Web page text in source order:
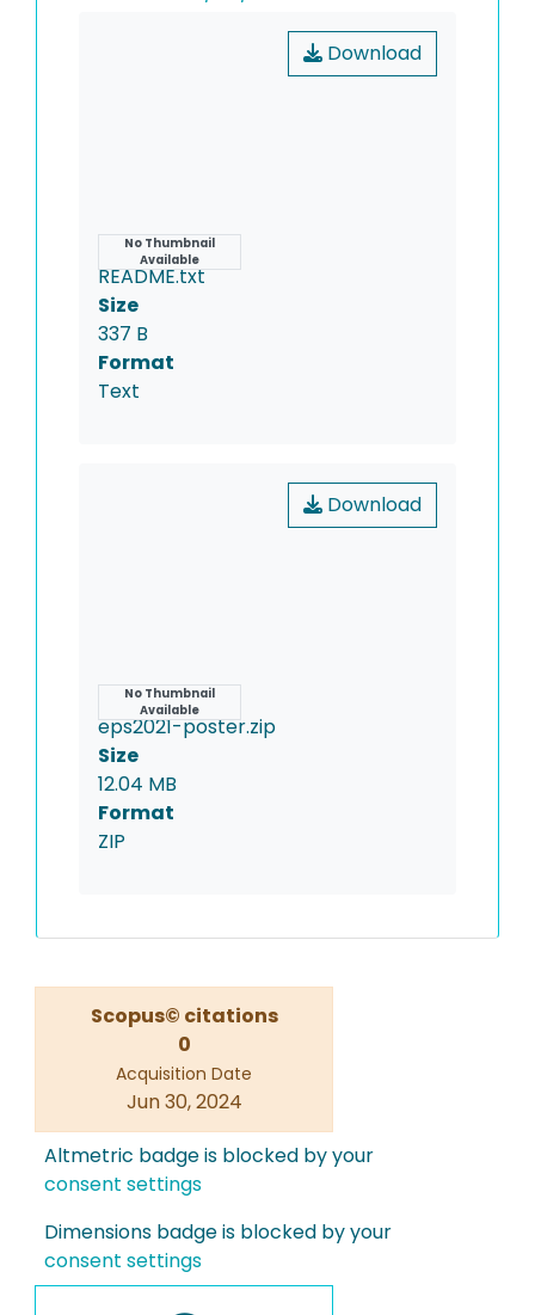
No Thumbnail
Available
Download
Name
README.txt
Size
337 B
Format
Text
No Thumbnail
Available
Download
Name
eps2021-poster.zip
Size
12.04 MB
Format
ZIP
Scopus© citations
0
Acquisition Date
Jun 30, 2024
Altmetric badge is blocked by your
consent settings
Dimensions badge is blocked by your
consent settings